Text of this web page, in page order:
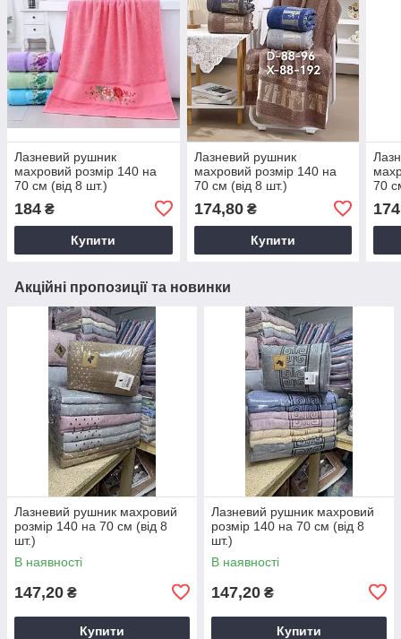
Лазневий рушник
махровий розмір 140 на
70 см (від 8 шт.)
184 ₴
Купити
Лазневий рушник
махровий розмір 140 на
70 см (від 8 шт.)
174,80₴
Купити
70
Акційні пропозиції та новинки
Лазневий рушник махровий
розмір 140 на 70 см (від 8
шт.)
В наявності
147,20 ₴
Купити
Лазневий рушник махровий
розмір 140 на 70 см (від 8
шт.)
В наявності
147,20 ₴
Купити